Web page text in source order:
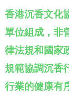
香港沉香文化
單位組成，非
律法規和國家
規範協調沉香
行業的健康有